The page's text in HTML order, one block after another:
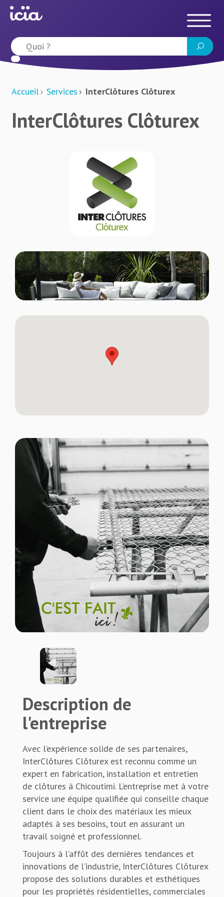
Accueil Services InterClôtures Clôturex
InterClôtures Clôturex
Description de
l'entreprise
Avec l’expérience solide de ses partenaires,
InterClôtures Clôturex est reconnu comme un
expert en fabrication, installation et entretien
de clôtures à Chicoutimi. L’entreprise met à votre
service une équipe qualifiée qui conseille chaque
client dans le choix des matériaux les mieux
adaptés à ses besoins, tout en assurant un
travail soigné et professionnel.
Toujours à l’affût des dernières tendances et
innovations de l’industrie, InterClôtures Clôturex
propose des solutions durables et esthétiques
pour les propriétés résidentielles, commerciales